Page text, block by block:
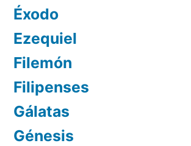
Éxodo
Ezequiel
Filemón
Filipenses
Gálatas
Génesis